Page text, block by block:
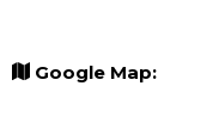
Google Map: